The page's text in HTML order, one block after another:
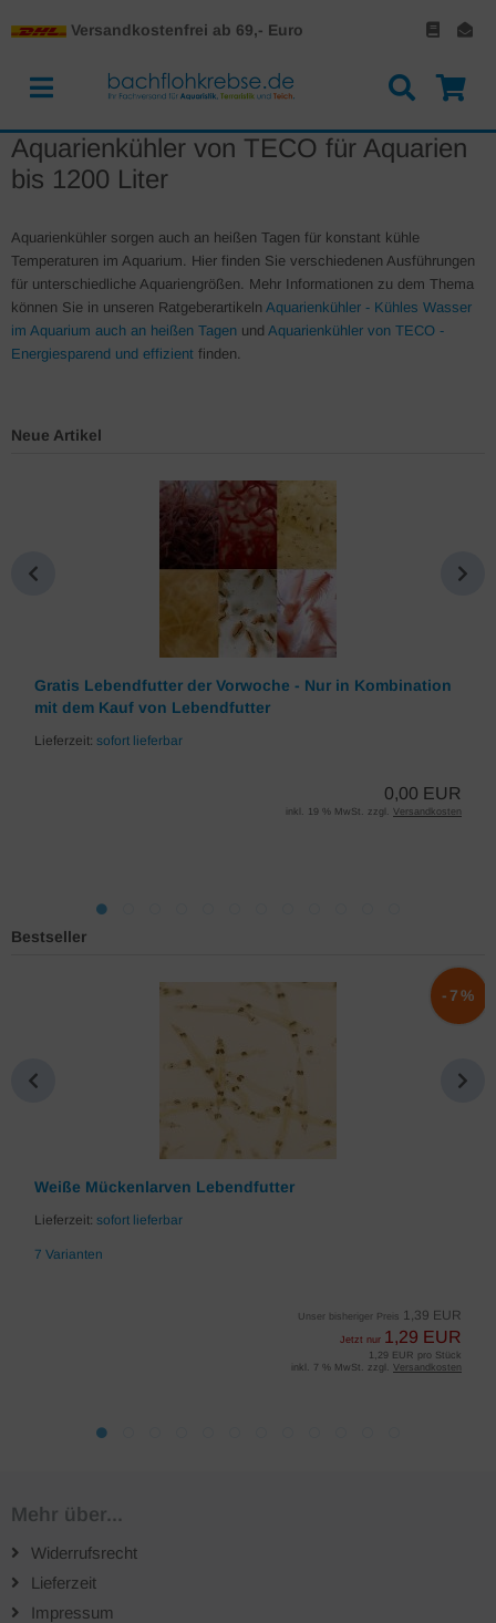
Versandkostenfrei ab 69,- Euro
Aquarienkühler von TECO für Aquarien
bis 1200 Liter
Aquarienkühler sorgen auch an heißen Tagen für konstant kühle
Temperaturen im Aquarium. Hier finden Sie verschiedenen Ausführungen
für unterschiedliche Aquariengrößen. Mehr Informationen zu dem Thema
können Sie in unseren Ratgeberartikeln Aquarienkühler - Kühles Wasser
im Aquarium auch an heißen Tagen und Aquarienkühler von TECO -
Energiesparend und effizient finden.
Neue Artikel
Gratis Lebendfutter der Vorwoche - Nur in Kombination
mit dem Kauf von Lebendfutter
Lieferzeit: sofort lieferbar
0,00 EUR
inkl. 19 % MwSt. zzgl. Versandkosten
Bestseller
Weiße Mückenlarven Lebendfutter
Lieferzeit: sofort lieferbar
7 Varianten
Unser bisheriger Preis 1,39 EUR
Jetzt nur 1,29 EUR
-7%
1,29 EUR pro Stück
inkl. 7 % MwSt. zzgl. Versandkosten
Mehr über...
Widerrufsrecht
Lieferzeit
Impressum